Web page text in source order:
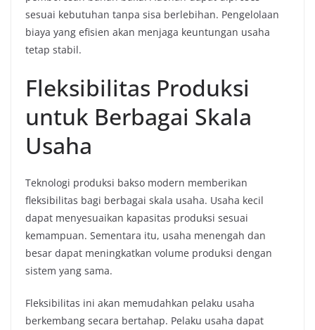
sesuai kebutuhan tanpa sisa berlebihan. Pengelolaan
biaya yang efisien akan menjaga keuntungan usaha
tetap stabil.
Fleksibilitas Produksi
untuk Berbagai Skala
Usaha
Teknologi produksi bakso modern memberikan
fleksibilitas bagi berbagai skala usaha. Usaha kecil
dapat menyesuaikan kapasitas produksi sesuai
kemampuan. Sementara itu, usaha menengah dan
besar dapat meningkatkan volume produksi dengan
sistem yang sama.
Fleksibilitas ini akan memudahkan pelaku usaha
berkembang secara bertahap. Pelaku usaha dapat